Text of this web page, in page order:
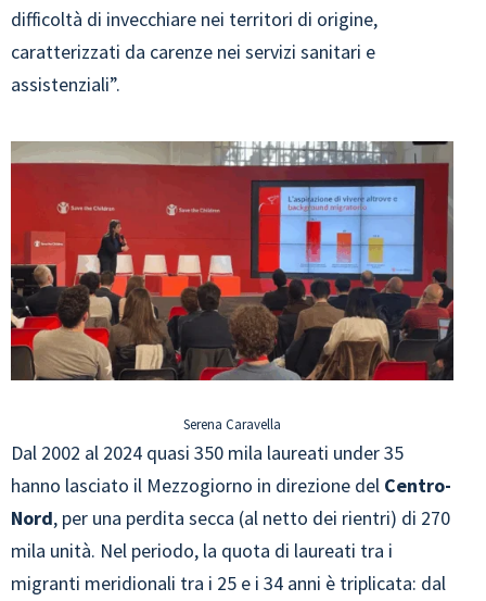
difficoltà di invecchiare nei territori di origine,
caratterizzati da carenze nei servizi sanitari e
assistenziali”.
Serena Caravella
Dal 2002 al 2024 quasi 350 mila laureati under 35
hanno lasciato il Mezzogiorno in direzione del Centro-
Nord, per una perdita secca (al netto dei rientri) di 270
mila unità. Nel periodo, la quota di laureati tra i
migranti meridionali tra i 25 e i 34 anni è triplicata: dal